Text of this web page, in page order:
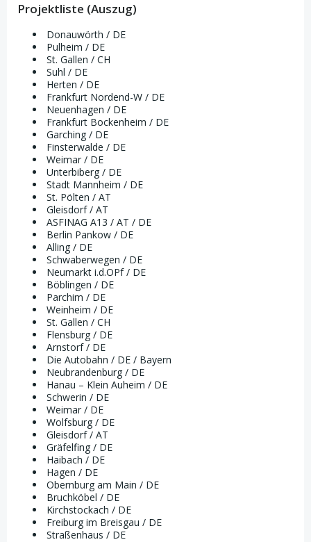
Projektliste (Auszug)
Donauwörth / DE
Pulheim / DE
St. Gallen / CH
Suhl / DE
Herten / DE
Frankfurt Nordend-W / DE
Neuenhagen / DE
Frankfurt Bockenheim / DE
Garching / DE
Finsterwalde / DE
Weimar / DE
Unterbiberg / DE
Stadt Mannheim / DE
St. Pölten / AT
Gleisdorf / AT
ASFINAG A13 / AT / DE
Berlin Pankow / DE
Alling / DE
Schwaberwegen / DE
Neumarkt i.d.OPf / DE
Böblingen / DE
Parchim / DE
Weinheim / DE
St. Gallen / CH
Flensburg / DE
Arnstorf / DE
Die Autobahn / DE / Bayern
Neubrandenburg / DE
Hanau – Klein Auheim / DE
Schwerin / DE
Weimar / DE
Wolfsburg / DE
Gleisdorf / AT
Gräfelfing / DE
Haibach / DE
Hagen / DE
Obernburg am Main / DE
Bruchköbel / DE
Kirchstockach / DE
Freiburg im Breisgau / DE
Straßenhaus / DE